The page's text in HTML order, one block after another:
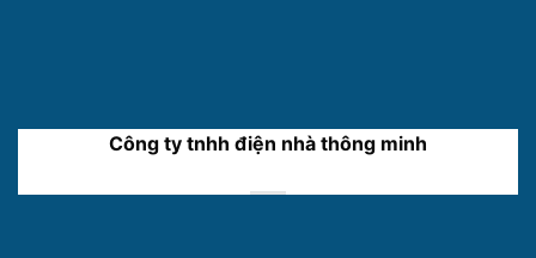
Công ty tnhh điện nhà thông minh